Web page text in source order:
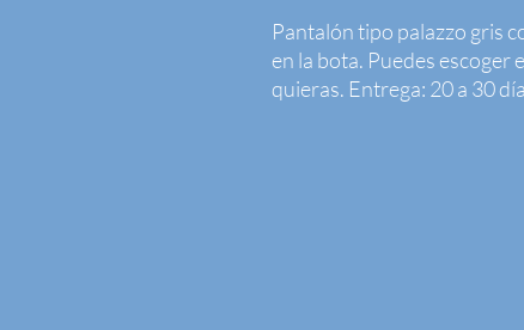
Pantalón tipo palazzo gris
en la bota. Puedes escoger
quieras. Entrega: 20 a 30